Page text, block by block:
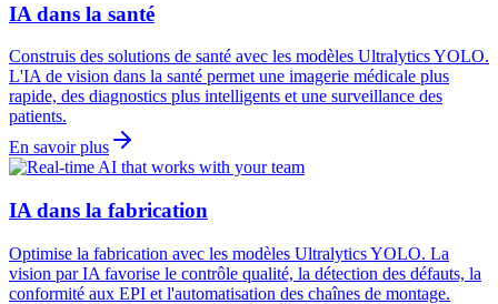
IA dans la santé
Construis des solutions de santé avec les modèles Ultralytics YOLO.
L'IA de vision dans la santé permet une imagerie médicale plus
rapide, des diagnostics plus intelligents et une surveillance des
patients.
En savoir plus
IA dans la fabrication
Optimise la fabrication avec les modèles Ultralytics YOLO. La
vision par IA favorise le contrôle qualité, la détection des défauts, la
conformité aux EPI et l'automatisation des chaînes de montage.